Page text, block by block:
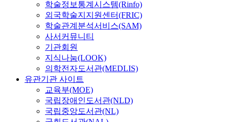
학술정보통계시스템(Rinfo)
외국학술지지원센터(FRIC)
학술관계분석서비스(SAM)
사서커뮤니티
기관회원
지식나눔(LOOK)
의학전자도서관(MEDLIS)
유관기관 사이트
교육부(MOE)
국립장애인도서관(NLD)
국립중앙도서관(NL)